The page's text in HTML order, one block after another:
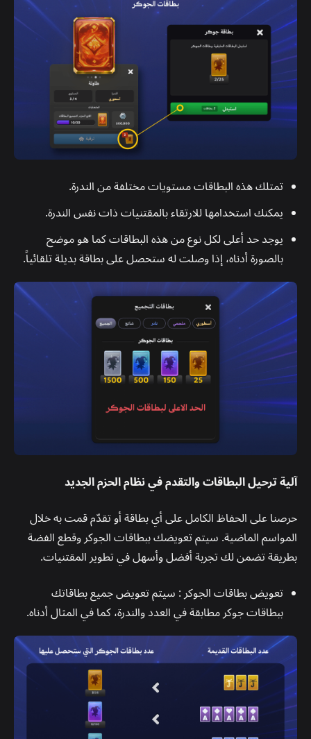
تمتلك هذه البطاقات مستويات مختلفة من الندرة.
يمكنك استخدامها للارتقاء بالمقتنيات ذات نفس الندرة.
يوجد حد أعلى لكل نوع من هذه البطاقات كما هو موضح
بالصورة أدناه، إذا وصلت له ستحصل على بطاقة بديلة تلقائياً.
آلية ترحيل البطاقات والتقدم في نظام الحزم الجديد
حرصنا على الحفاظ الكامل على أي بطاقة أو تقدّم قمت به خلال
المواسم الماضية. سيتم تعويضك ببطاقات الجوكر وقطع الفضة
بطريقة تضمن لك تجربة أفضل وأسهل في تطوير المقتنيات.
تعويض بطاقات الجوكر : سيتم تعويض جميع بطاقاتك
ببطاقات جوكر مطابقة في العدد والندرة، كما في المثال أدناه.